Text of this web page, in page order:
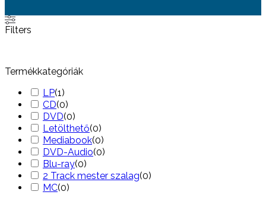
Skip
to
Filters
Termékkategóriák
LP(1)
CD(0)
DVD(0)
Letölthető(0)
Mediabook(0)
DVD-Audio(0)
Blu-ray(0)
2 Track mester szalag(0)
MC(0)